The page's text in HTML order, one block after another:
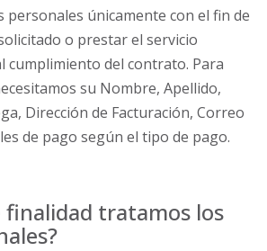
personales únicamente con el fin de
o prestar el servicio
cumplimiento del contrato. Para
su Nombre, Apellido,
Dirección de Facturación, Correo
de pago según el tipo de pago.
finalidad tratamos los